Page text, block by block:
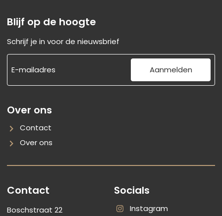
Over ons
Contact
Over ons
Contact
Boschstraat 22
Blijf op de hoogte
Schrijf je in voor de nieuwsbrief
Aanmelden
Socials
RoyalRoots
Instagram